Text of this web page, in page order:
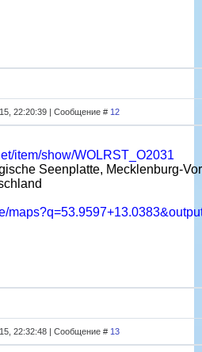
22:20:39 | Сообщение # 12
item/show/WOLRST_O2031
Seenplatte, Mecklenburg-
22:32:48 | Сообщение # 13